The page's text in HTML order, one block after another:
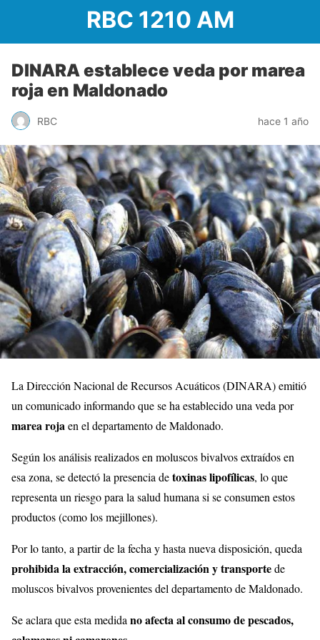
RBC 1210 AM
DINARA establece veda por marea
roja en Maldonado
RBC hace 1 año
La Dirección Nacional deRecursos Acuáticos (DINARA)emitió
un comunicadoinformandoqueseha establecidouna veda por
marearojaen el departamentodeMaldonado.
Según losanálisisrealizadosen moluscosbivalvosextraídosen
esa zona, sedetectóla presencia detoxinaslipofílicas, loque
representa un riesgopara la salud humana si seconsumen estos
productos (comolosmejillones).
Porlotanto, a partirdela fecha yhasta nueva disposición, queda
prohibidalaextracción,comercializaciónytransportede
moluscosbivalvosprovenientesdel departamentodeMaldonado.
Seaclara queesta medida noafectaalconsumodepescados,